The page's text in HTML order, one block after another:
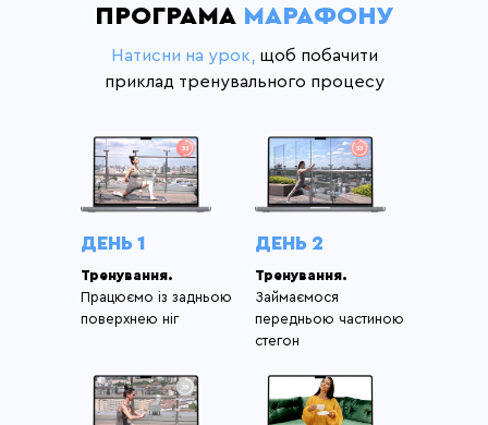
ПРОГРАМА МАРАФОНУ
ДЕНЬ 1
Тренування.
Працюємо із задньою
поверхнею ніг
ДЕНЬ 2
Тренування.
Займаємося
передньою частиною
стегон
Натисни на урок,
щоб побачити
приклад тренувального процесу